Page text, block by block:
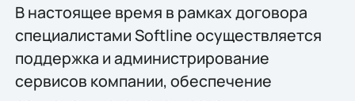
В настоящее время в рамках договора
специалистами Softline осуществляется
поддержка и администрирование
сервисов компании, обеспечение